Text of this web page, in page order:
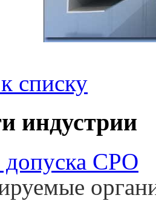
списку
индустрии
допуска СРО